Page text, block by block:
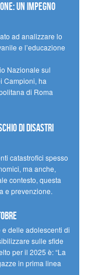
un impegno
ad analizzare lo
e l’educazione
Nazionale sul
Campioni, ha
di Roma
di disastri
catastrofici spesso
ma anche,
contesto, questa
e prevenzione.
delle adolescenti di
sulle sfide
per il 2025 è: “La
in prima linea